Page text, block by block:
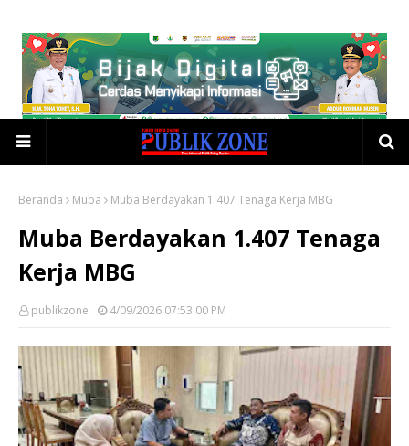
Beranda Muba Muba Berdayakan 1.407 Tenaga Kerja MBG
Muba Berdayakan 1.407 Tenaga
Kerja MBG
publikzone 4/09/2026 07:53:00 PM